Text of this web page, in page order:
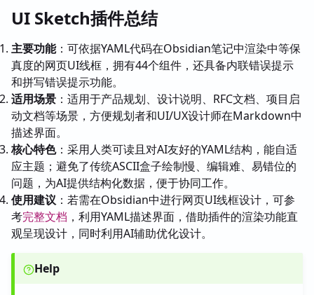
UI Sketch插件总结
主要功能：可依据YAML代码在Obsidian笔记中渲染中等保
真度的网页UI线框，拥有44个组件，还具备内联错误提示
和拼写错误提示功能。
适用场景 ：适用于产品规划、设计说明、RFC文档、项目启
动文档等场景，方便规划者和UI/UX设计师在Markdown中
描述界面。
核心特色：采用人类可读且对AI友好的YAML结构，能自适
应主题；避免了传统ASCII盒子绘制慢、编辑难、易错位的
问题，为AI提供结构化数据，便于协同工作。
使用建议：若需在Obsidian中进行网页UI线框设计，可参
考完整文档 ，利用YAML描述界面，借助插件的渲染功能直
观呈现设计，同时利用AI辅助优化设计。
Help